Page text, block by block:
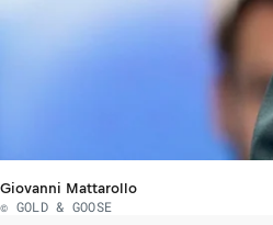
Giovanni Mattarollo
© GOLD & GOOSE